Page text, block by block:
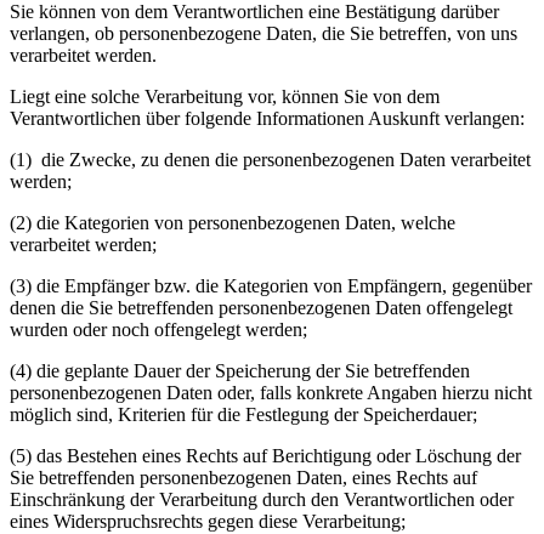
Sie können von dem Verantwortlichen eine Bestätigung darüber
verlangen, ob personenbezogene Daten, die Sie betreffen, von uns
verarbeitet werden.
Liegt eine solche Verarbeitung vor, können Sie von dem
Verantwortlichen über folgende Informationen Auskunft verlangen:
(1) die Zwecke, zu denen die personenbezogenen Daten verarbeitet
werden;
(2) die Kategorien von personenbezogenen Daten, welche
verarbeitet werden;
(3) die Empfänger bzw. die Kategorien von Empfängern, gegenüber
denen die Sie betreffenden personenbezogenen Daten offengelegt
wurden oder noch offengelegt werden;
(4) die geplante Dauer der Speicherung der Sie betreffenden
personenbezogenen Daten oder, falls konkrete Angaben hierzu nicht
möglich sind, Kriterien für die Festlegung der Speicherdauer;
(5) das Bestehen eines Rechts auf Berichtigung oder Löschung der
Sie betreffenden personenbezogenen Daten, eines Rechts auf
Einschränkung der Verarbeitung durch den Verantwortlichen oder
eines Widerspruchsrechts gegen diese Verarbeitung;